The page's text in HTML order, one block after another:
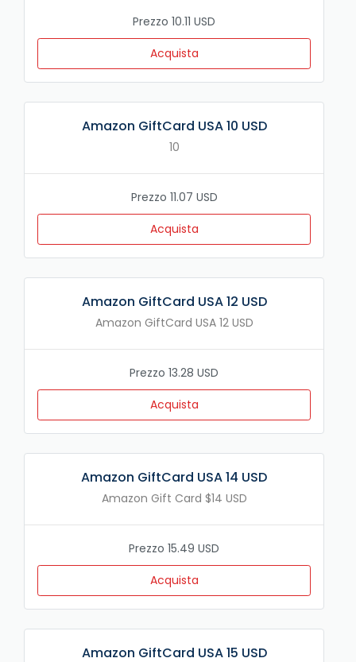
Prezzo 10.11 USD
Acquista
Amazon GiftCard USA 10 USD
10
Prezzo 11.07 USD
Acquista
Amazon GiftCard USA 12 USD
Amazon GiftCard USA 12 USD
Prezzo 13.28 USD
Acquista
Amazon GiftCard USA 14 USD
Amazon Gift Card $14 USD
Prezzo 15.49 USD
Acquista
Amazon GiftCard USA 15 USD